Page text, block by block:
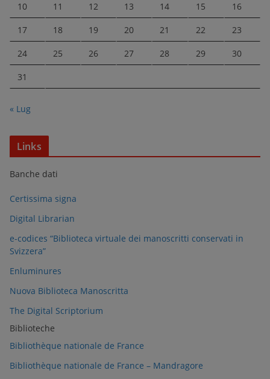
10 11 12 13 14 15 16
17 18 19 20 21 22 23
24 25 26 27 28 29 30
31
« Lug
Links
Banche dati
Certissima signa
Digital Librarian
e-codices “Biblioteca virtuale dei manoscritti conservati in
Svizzera”
Enluminures
Nuova Biblioteca Manoscritta
The Digital Scriptorium
Biblioteche
Bibliothèque nationale de France
Bibliothèque nationale de France – Mandragore